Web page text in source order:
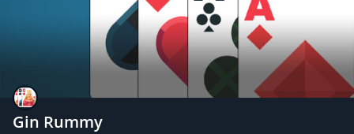
Gin Rummy